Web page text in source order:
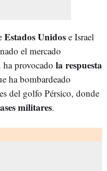
Estados Unidos e Israel
el mercado
provocado la respuesta
ha bombardeado
del golfo Pérsico, donde
militares.